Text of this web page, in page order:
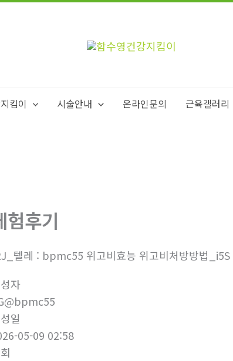
킴이 시술안내 온라인문의 근육갤러리
험후기
텔레 : bpmc55 위고비효능 위고비처방방법_i5S
자
일
05-09 02:58